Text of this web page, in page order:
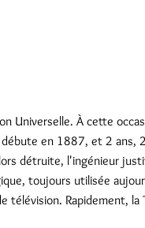
Universelle. À cette
en 1887, et 2 ans,
détruite, l'ingénieur
toujours utilisée
télévision. Rapidement,